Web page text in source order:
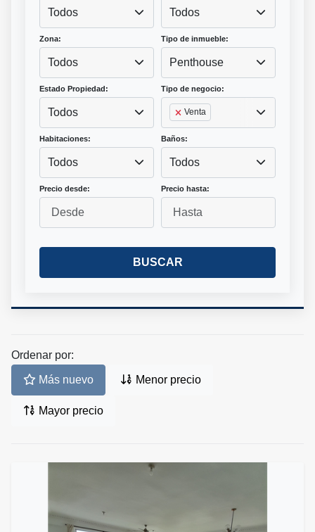
Todos Todos
Zona:
Todos
Tipo de inmueble:
Penthouse
Estado Propiedad:
Todos
Tipo de negocio:
Venta
Habitaciones:
Todos
Baños:
Todos
Precio desde: Precio hasta:
BUSCAR
Ordenar por:
Más nuevo Menor precio
Mayor precio